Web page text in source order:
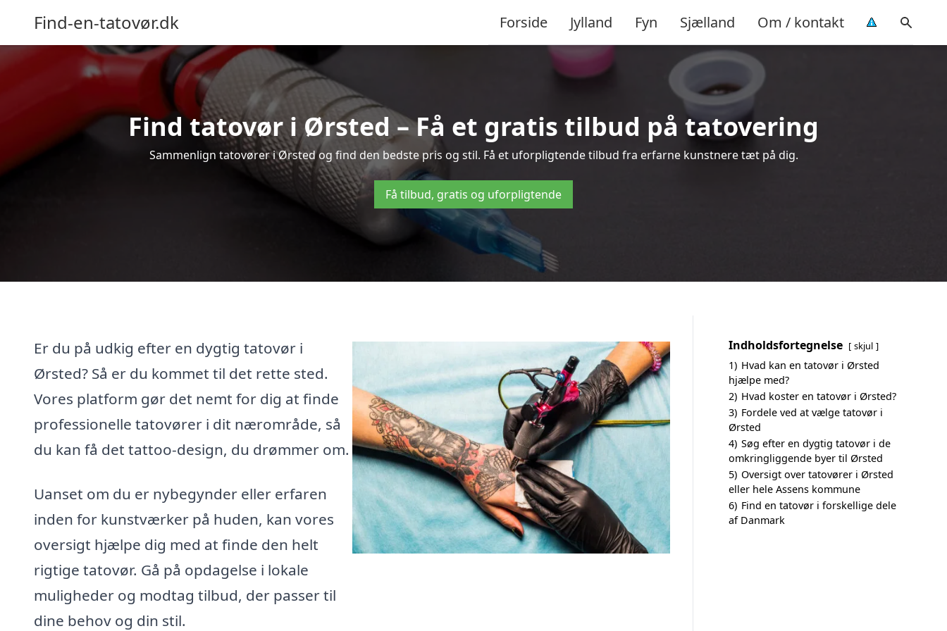
Find-en-tatovør.dk Forside Jylland Fyn Sjælland Om / kontakt
Find tatovør i Ørsted – Få et gratis tilbud på tatovering
Sammenlign tatovører i Ørsted og find den bedste pris og stil. Få et uforpligtende tilbud fra erfarne kunstnere tæt på dig.
Få tilbud, gratis og uforpligtende
Er du på udkig efter en dygtig tatovør i
Ørsted? Så er du kommet til det rette sted.
Vores platform gør det nemt for dig at finde
professionelle tatovører i dit nærområde, så
du kan få det tattoo-design, du drømmer om.
Uanset om du er nybegynder eller erfaren
inden for kunstværker på huden, kan vores
oversigt hjælpe dig med at finde den helt
rigtige tatovør. Gå på opdagelse i lokale
muligheder og modtag tilbud, der passer til
dine behov og din stil.
Indholdsfortegnelse skjul
1) Hvad kan en tatovør i Ørsted
hjælpe med?
2) Hvad koster en tatovør i Ørsted?
3) Fordele ved at vælge tatovør i
Ørsted
4) Søg efter en dygtig tatovør i de
omkringliggende byer til Ørsted
5) Oversigt over tatovører i Ørsted
eller hele Assens kommune
6) Find en tatovør i forskellige dele
af Danmark